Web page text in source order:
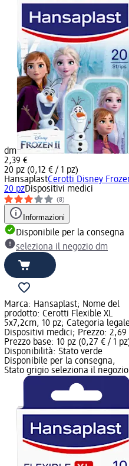
dm
2,39 €
20 pz (0,12 € / 1 pz)
HansaplastCerotti Disney
20 pzDispositivi medici
(8)
Informazioni
Disponibile per la consegna
seleziona il negozio dm
Marca: Hansaplast; Nome del
prodotto: Cerotti Flexible XL
5x7,2cm, 10 pz; Categoria
Dispositivi medici; Prezzo: 2,69
Prezzo base: 10 pz (0,27 € / 1
Disponibilità: Stato verde
Disponibile per la consegna,
Stato grigio seleziona il negozio